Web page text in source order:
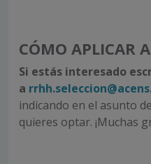
CÓMO APLICAR
Si estás interesado
a
indicando en el asunto
quieres optar. ¡Muchas